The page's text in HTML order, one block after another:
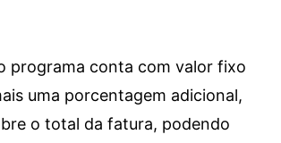
programa conta com valor fixo
uma porcentagem adicional,
o total da fatura, podendo